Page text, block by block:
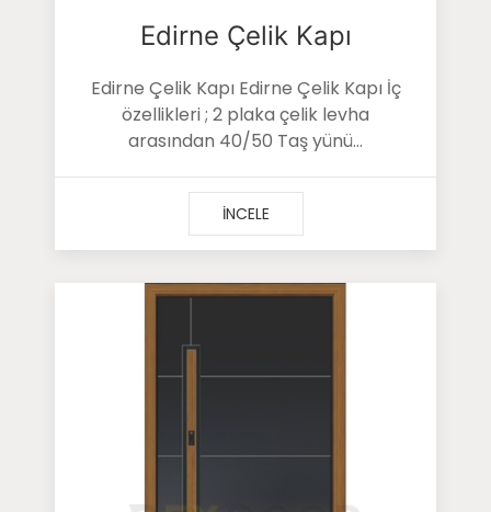
Edirne Çelik Kapı
Edirne Çelik Kapı Edirne Çelik Kapı İç
özellikleri ; 2 plaka çelik levha
arasından 40/50 Taş yünü...
İNCELE